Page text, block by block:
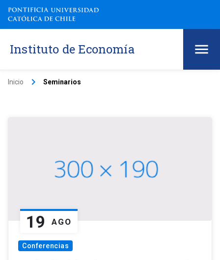
Instituto de Economía
Inicio keyboard_arrow_right Seminarios
19 AGO
Conferencias